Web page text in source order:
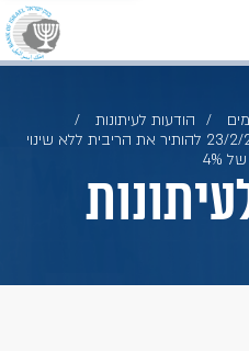
הודעות לעיתונות
הוועדה המוניטרית החליטה ב-23/2/2026 להותיר את הריבית ללא שינוי
4%